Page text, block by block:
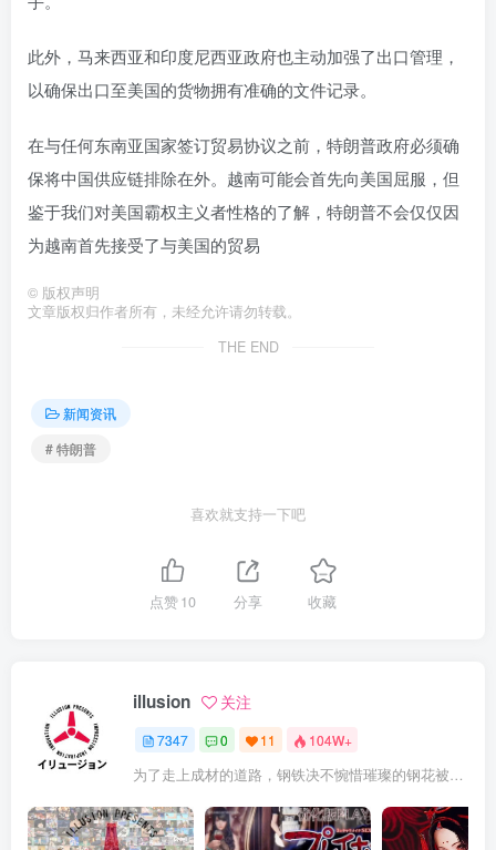
此外，马来西亚和印度尼西亚政府也主动加强了出口管理，
以确保出口至美国的货物拥有准确的文件记录。
在与任何东南亚国家签订贸易协议之前，特朗普政府必须确
保将中国供应链排除在外。越南可能会首先向美国屈服，但
鉴于我们对美国霸权主义者性格的了解，特朗普不会仅仅因
为越南首先接受了与美国的贸易
© 版权声明
文章版权归作者所有，未经允许请勿转载。
THE END
新闻资讯
# 特朗普
喜欢就支持一下吧
点赞10 分享 收藏
illusion 关注
7347 0 11 104W+
为了走上成材的道路，钢铁决不惋惜璀璨的钢花被遗弃